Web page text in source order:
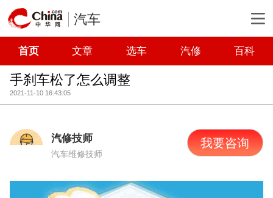
汽车
首页 文章 选车 汽修 百科
手刹车松了怎么调整
2021-11-10 16:43:05
汽修技师
汽车维修技师
我要咨询